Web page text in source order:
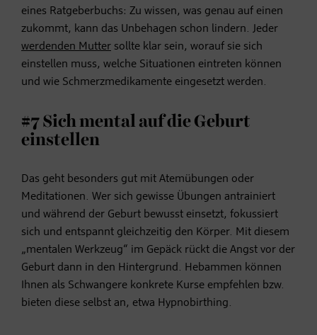
eines Ratgeberbuchs: Zu wissen, was genau auf einen
zukommt, kann das Unbehagen schon lindern. Jeder
werdenden Mutter sollte klar sein, worauf sie sich
einstellen muss, welche Situationen eintreten können
und wie Schmerzmedikamente eingesetzt werden.
#7 Sich mental auf die Geburt
einstellen
Das geht besonders gut mit Atemübungen oder
Meditationen. Wer sich gewisse Übungen antrainiert
und während der Geburt bewusst einsetzt, fokussiert
sich und entspannt gleichzeitig den Körper. Mit diesem
„mentalen Werkzeug“ im Gepäck rückt die Angst vor der
Geburt dann in den Hintergrund. Hebammen können
Ihnen als Schwangere konkrete Kurse empfehlen bzw.
bieten diese selbst an, etwa Hypnobirthing.